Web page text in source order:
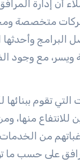
أن إدارة
متخصصة
البرامج
ويسر، مع وجود
تقوم ببنائها
للانتفاع منها،
من
على حسب ما